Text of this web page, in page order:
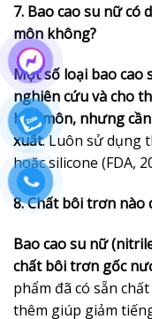
7. Bao cao su nữ có
môn không?
Một số loại bao cao
nghiên cứu và cho
hậu môn, nhưng
xuất. Luôn sử dụng
hoặc silicone (FDA,
8. Chất bôi trơn nào
Bao cao su nữ
chất bôi trơn gốc
phẩm đã có sẵn
thêm giúp giảm